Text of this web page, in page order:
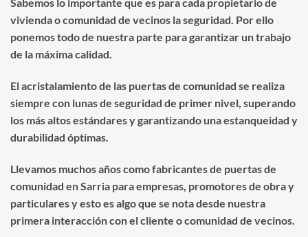
Sabemos lo importante que es para cada propietario de
vivienda o comunidad de vecinos la seguridad. Por ello
ponemos todo de nuestra parte para garantizar un trabajo
de la máxima calidad.
El acristalamiento de las puertas de comunidad se realiza
siempre con lunas de seguridad de primer nivel, superando
los más altos estándares y garantizando una estanqueidad y
durabilidad óptimas.
Llevamos muchos años como fabricantes de puertas de
comunidad en Sarria para empresas, promotores de obra y
particulares y esto es algo que se nota desde nuestra
primera interacción con el cliente o comunidad de vecinos.